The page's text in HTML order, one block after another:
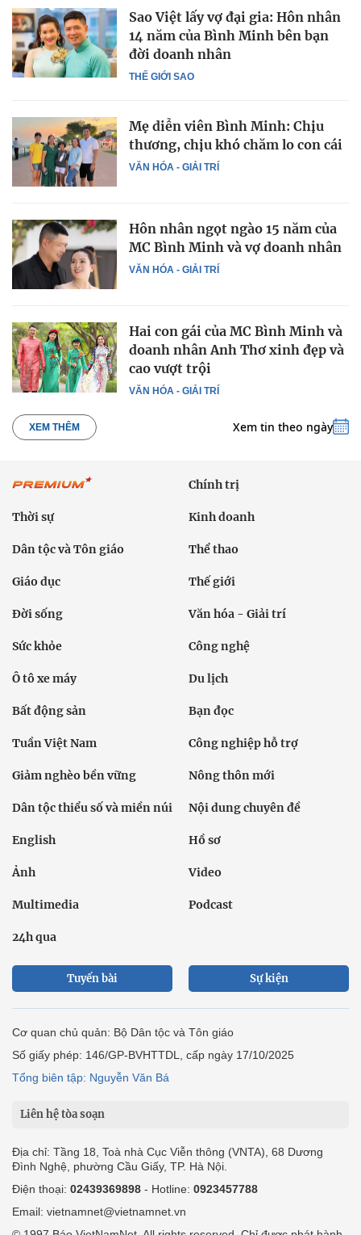
THẾ GIỚI SAO
Sao Việt lấy vợ đại gia: Hôn nhân
14 năm của Bình Minh bên bạn
đời doanh nhân
VĂN HÓA - GIẢI TRÍ
Mẹ diễn viên Bình Minh: Chịu
thương, chịu khó chăm lo con cái
VĂN HÓA - GIẢI TRÍ
Hôn nhân ngọt ngào 15 năm của
MC Bình Minh và vợ doanh nhân
VĂN HÓA - GIẢI TRÍ
Hai con gái của MC Bình Minh và
doanh nhân Anh Thơ xinh đẹp và
cao vượt trội
XEM THÊM Xem tin theo ngày
Chính trị
Thời sự Kinh doanh
Dân tộc và Tôn giáo Thể thao
Giáo dục Thế giới
Đời sống Văn hóa - Giải trí
Sức khỏe Công nghệ
Ô tô xe máy Du lịch
Bất động sản Bạn đọc
Tuần Việt Nam Công nghiệp hỗ trợ
Giảm nghèo bền vững Nông thôn mới
Dân tộc thiểu số và miền núi Nội dung chuyên đề
English Hồ sơ
Ảnh Video
Multimedia Podcast
24h qua
Tuyến bài Sự kiện
Cơ quan chủ quản: Bộ Dân tộc và Tôn giáo
Số giấy phép: 146/GP-BVHTTDL, cấp ngày 17/10/2025
Tổng biên tập: Nguyễn Văn Bá
Liên hệ tòa soạn
Địa chỉ: Tầng 18, Toà nhà Cục Viễn thông (VNTA), 68 Dương
Đình Nghệ, phường Cầu Giấy, TP. Hà Nội.
Điện thoại: 02439369898 - Hotline: 0923457788
Email: vietnamnet@vietnamnet.vn